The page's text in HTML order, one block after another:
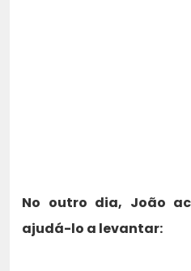
No outro dia, João
ajudá-lo a levantar: